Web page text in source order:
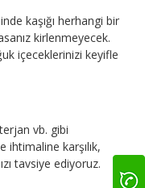
kaşığı herhangi bir
kirlenmeyecek.
içeceklerinizi keyifle
vb. gibi
karşılık,
tavsiye ediyoruz.